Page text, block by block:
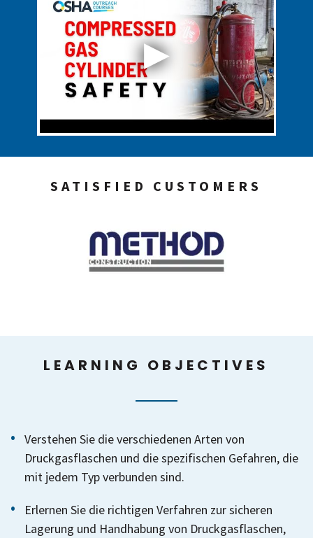
SATISFIED CUSTOMERS
LEARNING OBJECTIVES
Verstehen Sie die verschiedenen Arten von
Druckgasflaschen und die spezifischen Gefahren, die
mit jedem Typ verbunden sind.
Erlernen Sie die richtigen Verfahren zur sicheren
Lagerung und Handhabung von Druckgasflaschen,